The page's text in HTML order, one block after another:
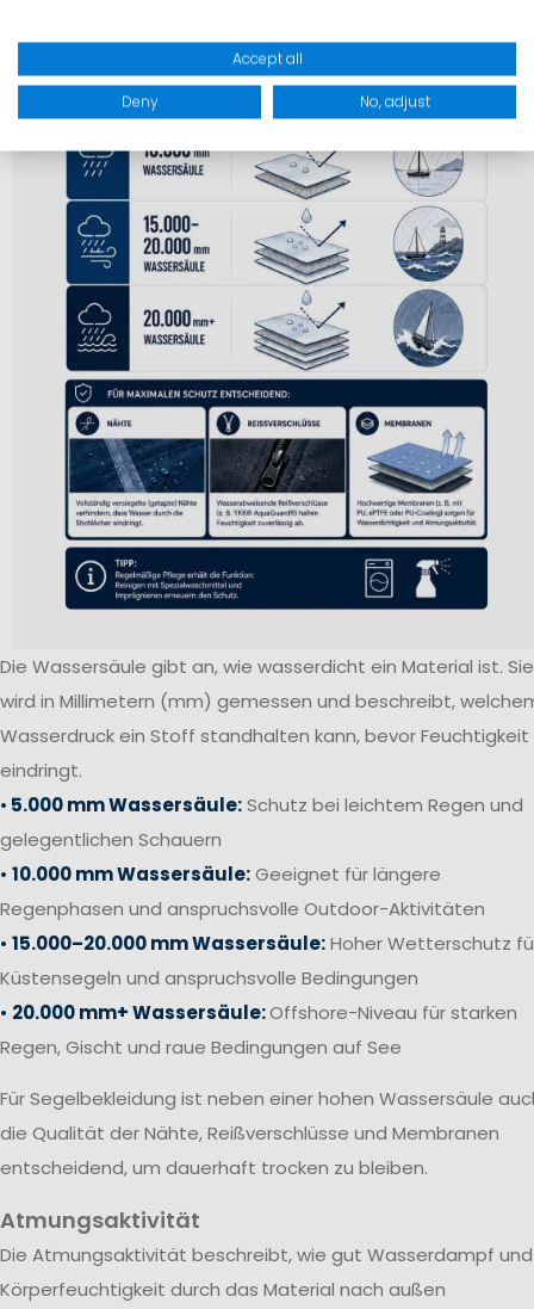
Die Wassersäule gibt an, wie wasserdicht ein Material ist. Sie
wird in Millimetern (mm) gemessen und beschreibt,
Wasserdruck ein Stoff standhalten kann, bevor Feuchtigkeit
eindringt.
• 5.000 mm Wassersäule:Schutz bei leichtem Regen und
gelegentlichen Schauern
• 10.000 mm Wassersäule:Geeignet für längere
Regenphasen und anspruchsvolle Outdoor-Aktivitäten
• 15.000–20.000 mm Wassersäule:Hoher Wetterschutz
Küstensegeln und anspruchsvolle Bedingungen
• 20.000 mm+ Wassersäule:Offshore-Niveau für starken
Regen, Gischt und raue Bedingungen auf See
Für Segelbekleidung ist neben einer hohen Wassersäule
die Qualität der Nähte, Reißverschlüsse und Membranen
entscheidend, um dauerhaft trocken zu bleiben.
Atmungsaktivität
Die Atmungsaktivität beschreibt, wie gut Wasserdampf und
Körperfeuchtigkeit durch das Material nach außen
Accept all
Deny No, adjust